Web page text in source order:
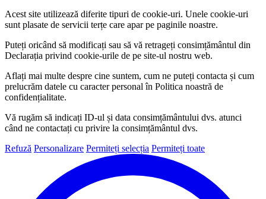
Acest site utilizează diferite tipuri de cookie-uri. Unele cookie-uri
sunt plasate de servicii terțe care apar pe paginile noastre.
Puteți oricând să modificați sau să vă retrageți consimțământul din
Declarația privind cookie-urile de pe site-ul nostru web.
Aflați mai multe despre cine suntem, cum ne puteți contacta și cum
prelucrăm datele cu caracter personal în Politica noastră de
confidențialitate.
Vă rugăm să indicați ID-ul și data consimțământului dvs. atunci
când ne contactați cu privire la consimțământul dvs.
Refuză Personalizare Permiteți selecția Permiteți toate